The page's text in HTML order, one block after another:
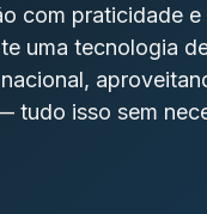
com praticidade
uma tecnologia
tudo isso sem